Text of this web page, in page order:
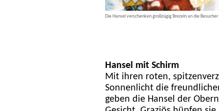
Die Hansel verschenken großzügig Brezeln an die
Hansel mit Schirm
Mit ihren roten,
Sonnenlicht die
geben die Hansel der